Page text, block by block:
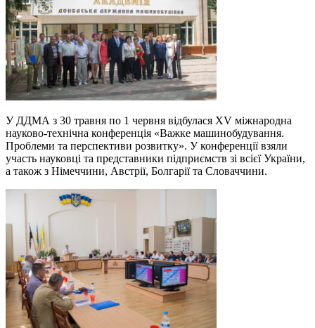
У ДДМА з 30 травня по 1 червня відбулася XV міжнародна
науково-технічна конференція «Важке машинобудування.
Проблеми та перспективи розвитку». У конференції взяли
участь науковці та представники підприємств зі всієї України,
а також з Німеччини, Австрії, Болгарії та Словаччини.